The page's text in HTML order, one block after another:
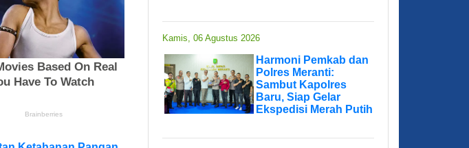
Kamis, 06 Agustus 2026
Harmoni Pemkab dan
Polres Meranti:
Sambut Kapolres
Baru, Siap Gelar
Ekspedisi Merah Putih